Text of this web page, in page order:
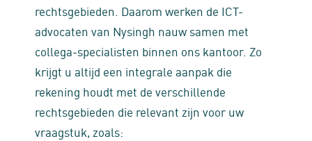
rechtsgebieden. Daarom werken de ICT-
advocaten van Nysingh nauw samen met
collega-specialisten binnen ons kantoor. Zo
krijgt u altijd een integrale aanpak die
rekening houdt met de verschillende
rechtsgebieden die relevant zijn voor uw
vraagstuk, zoals: